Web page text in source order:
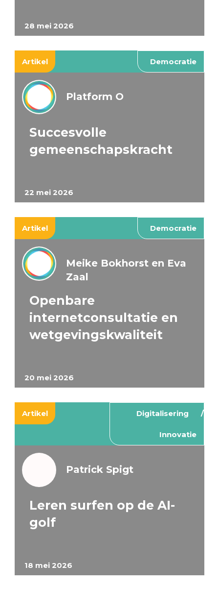
28 mei 2026
Artikel Democratie
22 mei 2026
Platform O
Succesvolle
gemeenschapskracht
Artikel Democratie
20 mei 2026
Meike Bokhorst en Eva
Zaal
Openbare
internetconsultatie en
wetgevingskwaliteit
Artikel Digitalisering
Innovatie
18 mei 2026
Patrick Spigt
Leren surfen op de AI-
golf